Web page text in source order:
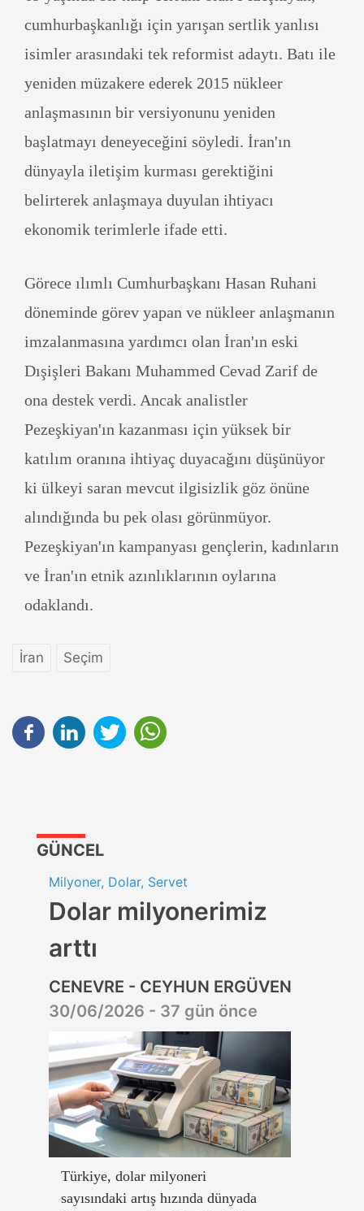
cumhurbaşkanlığı için yarışan sertlik yanlısı
isimler arasındaki tek reformist adaytı. Batı ile
yeniden müzakere ederek 2015 nükleer
anlaşmasının bir versiyonunu yeniden
başlatmayı deneyeceğini söyledi. İran'ın
dünyayla iletişim kurması gerektiğini
belirterek anlaşmaya duyulan ihtiyacı
ekonomik terimlerle ifade etti.
Görece ılımlı Cumhurbaşkanı Hasan Ruhani
döneminde görev yapan ve nükleer anlaşmanın
imzalanmasına yardımcı olan İran'ın eski
Dışişleri Bakanı Muhammed Cevad Zarif de
ona destek verdi. Ancak analistler
Pezeşkiyan'ın kazanması için yüksek bir
katılım oranına ihtiyaç duyacağını düşünüyor
ki ülkeyi saran mevcut ilgisizlik göz önüne
alındığında bu pek olası görünmüyor.
Pezeşkiyan'ın kampanyası gençlerin, kadınların
ve İran'ın etnik azınlıklarının oylarına
odaklandı.
İran Seçim
GÜNCEL
Milyoner, Dolar, Servet
Dolar milyonerimiz
arttı
CENEVRE - CEYHUN ERGÜVEN
30/06/2026 - 37 gün önce
Türkiye, dolar milyoneri
sayısındaki artış hızında dünyada